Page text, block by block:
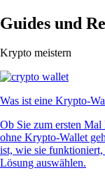
Guides und
Krypto meistern
Was ist eine Krypto-
Ob Sie zum ersten
ohne Krypto-Wallet
ist, wie sie funktioniert,
Lösung auswählen.